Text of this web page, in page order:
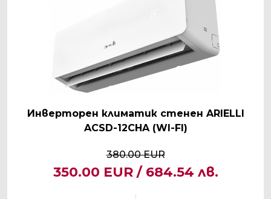
Инверторен климатик стенен ARIELLI
ACSD-12CHA (WI-FI)
380.00 EUR
350.00 EUR / 684.54 лв.